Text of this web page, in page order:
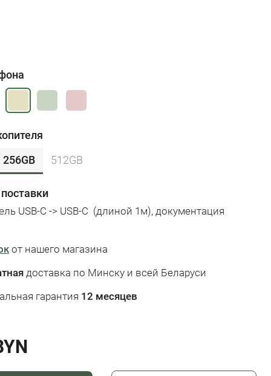
256GB 512GB
USB-C -> USB-C (длиной 1м), документация
от нашего магазина
доставка по Минску и всей Беларуси
гарантия 12 месяцев